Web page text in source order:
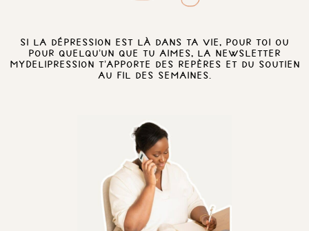
Si la dépression est là dans ta vie, pour toi ou
pour quelqu’un que tu aimes, la newsletter
MyDelipression t’apporte des repères et du soutien
au fil des semaines.